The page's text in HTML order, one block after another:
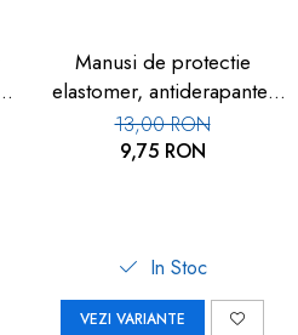
Manusi de protectie
elastomer, antiderapante,
set 100 buc
13,00 RON
9,75 RON
In Stoc
VEZI VARIANTE